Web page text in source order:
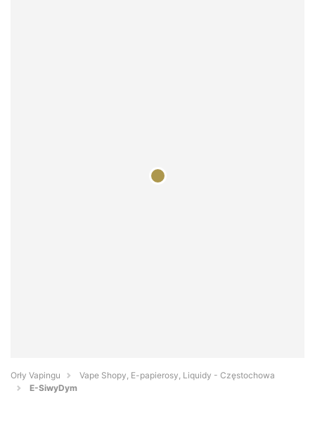
Orły Vapingu
Vape Shopy, E-papierosy, Liquidy - Częstochowa
E-SiwyDym